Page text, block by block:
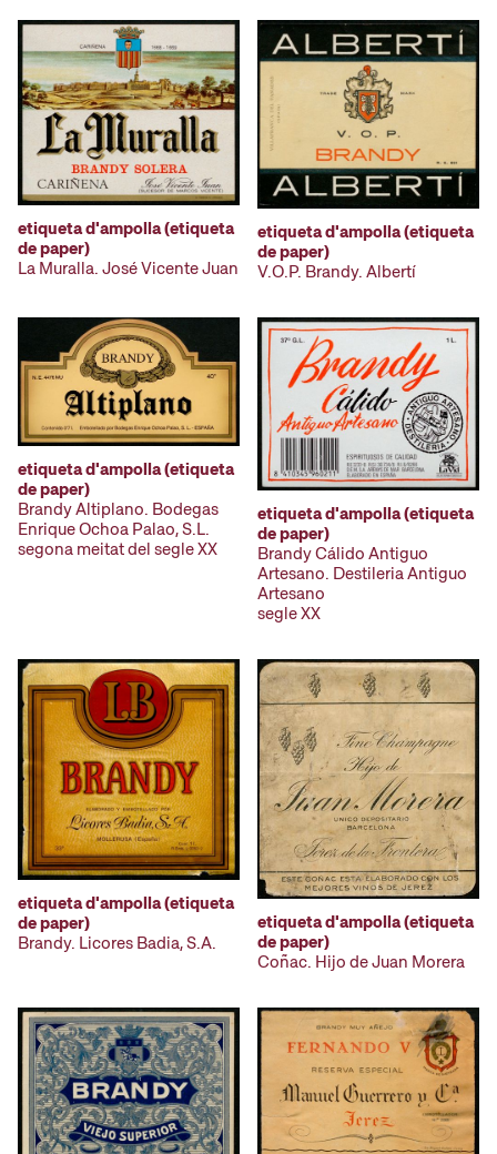
etiqueta d'ampolla (etiqueta
de paper)
La Muralla. José Vicente Juan
etiqueta d'ampolla (etiqueta
de paper)
V.O.P. Brandy. Albertí
etiqueta d'ampolla (etiqueta
de paper)
Brandy Altiplano. Bodegas
Enrique Ochoa Palao, S.L.
segona meitat del segle XX
etiqueta d'ampolla (etiqueta
de paper)
Brandy Cálido Antiguo
Artesano. Destileria Antiguo
Artesano
segle XX
etiqueta d'ampolla (etiqueta
de paper)
Brandy. Licores Badia, S.A.
etiqueta d'ampolla (etiqueta
de paper)
Coñac. Hijo de Juan Morera